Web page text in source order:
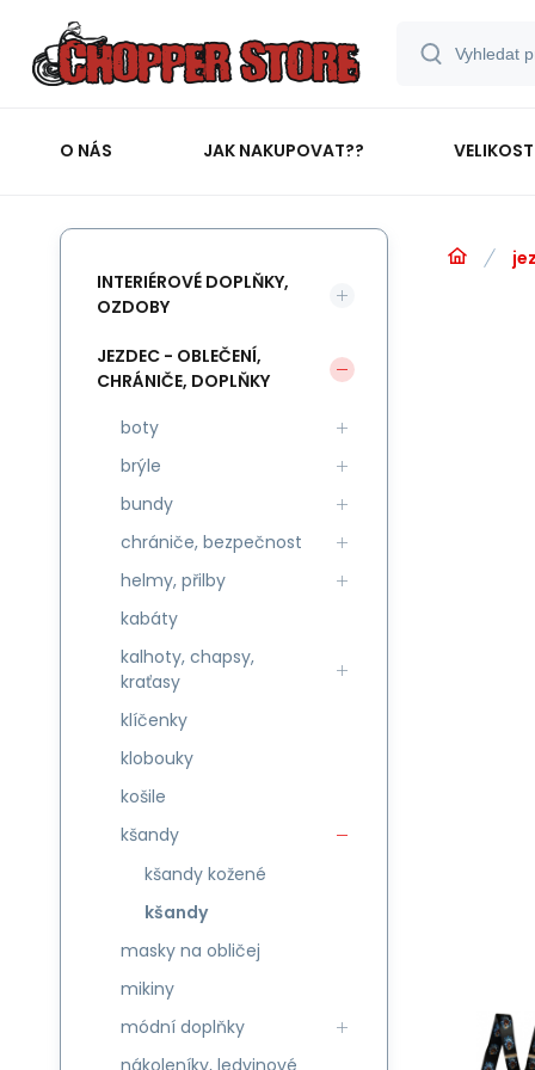
O NÁS JAK NAKUPOVAT??
INTERIÉROVÉ DOPLŇKY,
OZDOBY
JEZDEC - OBLEČENÍ,
CHRÁNIČE, DOPLŇKY
boty
brýle
bundy
chrániče, bezpečnost
helmy, přilby
kabáty
kalhoty, chapsy,
kraťasy
klíčenky
klobouky
košile
kšandy
kšandy kožené
kšandy
masky na obličej
mikiny
módní doplňky
nákoleníky, ledvinové